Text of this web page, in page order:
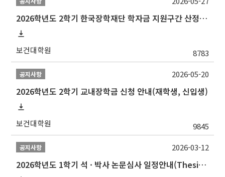
2026학년도 2학기 한국장학재단 학자금 지원구간 산정 신청 안내
보건대학원 8783
공지사항
2026학년도 2학기 교내장학금 신청 안내(재학생, 신입생)
보건대학원 9845
2026-05-20
공지사항
2026학년도 1학기 석 · 박사 논문심사 일정안내(Thesis Defense Schedules)
2026-03-12